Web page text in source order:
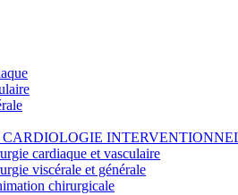
CARDIOLOGIE
cardiaque et vasculaire
viscérale et générale
chirurgicale